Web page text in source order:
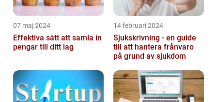
07 maj 2024
Effektiva sätt att samla in
pengar till ditt lag
14 februari 2024
Sjukskrivning - en guide
till att hantera frånvaro
på grund av sjukdom